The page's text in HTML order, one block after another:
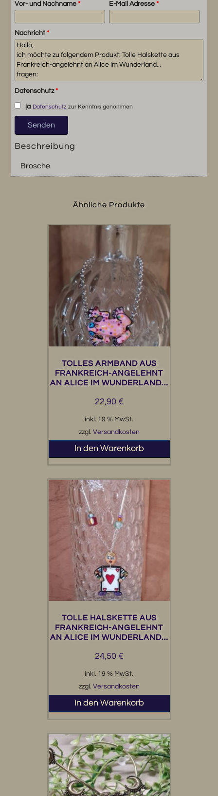
Vor- und Nachname* E-Mail Adresse *
Nachricht*
Datenschutz*
ja Datenschutz zur Kenntnis genommen
Beschreibung
Brosche
Ähnliche Produkte
TOLLES ARMBAND AUS
FRANKREICH-ANGELEHNT
AN ALICE IM WUNDERLAND…
22,90 €
inkl. 19 % MwSt.
zzgl. Versandkosten
In den Warenkorb
TOLLE HALSKETTE AUS
FRANKREICH-ANGELEHNT
AN ALICE IM WUNDERLAND…
24,50 €
inkl. 19 % MwSt.
zzgl. Versandkosten
In den Warenkorb